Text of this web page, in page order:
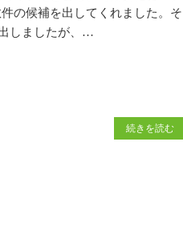
の候補を出してくれました。そ
しましたが、…
続きを読む